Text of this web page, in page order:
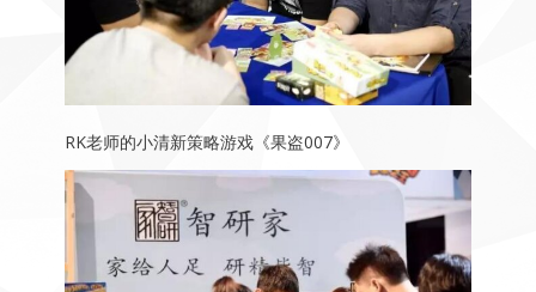
RK老师的小清新策略游戏《果盗007》